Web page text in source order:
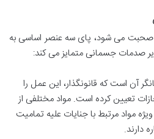
می شود، پای سه عنصر اساسی به
صدمات جسمانی متمایز می کند:
آن است که قانونگذار، این عمل را
تعیین کرده است. مواد مختلفی از
مواد مرتبط با جنایات علیه تمامیت
دارند.